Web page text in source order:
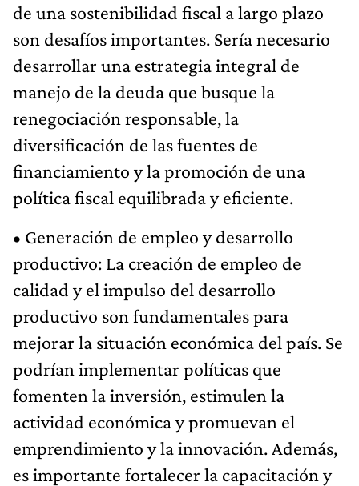
de una sostenibilidad fiscal a largo plazo
son desafíos importantes. Sería necesario
desarrollar una estrategia integral de
manejo de la deuda que busque la
renegociación responsable, la
diversificación de las fuentes de
financiamiento y la promoción de una
política fiscal equilibrada y eficiente.
• Generación de empleo y desarrollo
productivo: La creación de empleo de
calidad y el impulso del desarrollo
productivo son fundamentales para
mejorar la situación económica del país. Se
podrían implementar políticas que
fomenten la inversión, estimulen la
actividad económica y promuevan el
emprendimiento y la innovación. Además,
es importante fortalecer la capacitación y